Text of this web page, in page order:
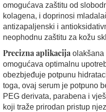
omogućava zaštitu od
kolagena, i doprinosi
antizapaljenski i
neophodnu zaštitu za kožu
Precizna aplikacija olakšana
omogućava optimalnu
obezbjeđuje potpunu
toga, ovaj serum je potpuno
PEG derivata, parabena i
koji traže prirodan pristup